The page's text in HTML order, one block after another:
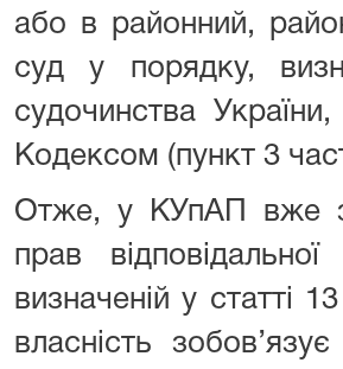
або в районний,
суд у порядку,
судочинства
Кодексом (пункт 3
Отже, у КУпАП вже
прав
визначеній у статті
власність